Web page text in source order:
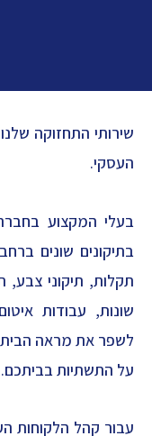
שירותי התחזוקה
העסקי.
בעלי המקצוע
בתיקונים שונים
תקלות, תיקוני צבע,
שונות, עבודות
לשפר את מראה הבית
על התשתיות בביתכם.
עבור קהל הלקוחות